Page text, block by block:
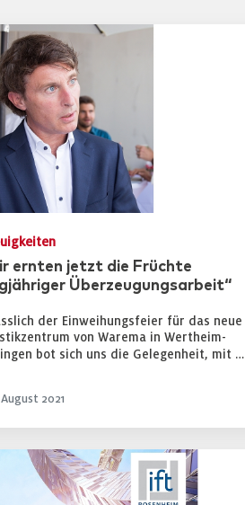
ernten jetzt die Früchte
Überzeugungsarbeit“
der Einweihungsfeier für das neue
von Warema in Wertheim-
bot sich uns die Gelegenheit, mit …
August 2021